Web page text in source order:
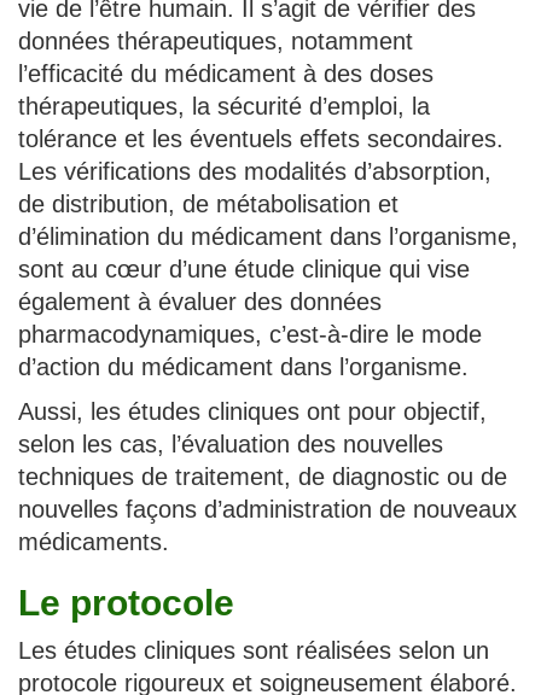
vie de l’être humain. Il s’agit de vérifier des
données thérapeutiques, notamment
l’efficacité du médicament à des doses
thérapeutiques, la sécurité d’emploi, la
tolérance et les éventuels effets secondaires.
Les vérifications des modalités d’absorption,
de distribution, de métabolisation et
d’élimination du médicament dans l’organisme,
sont au cœur d’une étude clinique qui vise
également à évaluer des données
pharmacodynamiques, c’est-à-dire le mode
d’action du médicament dans l’organisme.
Aussi, les études cliniques ont pour objectif,
selon les cas, l’évaluation des nouvelles
techniques de traitement, de diagnostic ou de
nouvelles façons d’administration de nouveaux
médicaments.
Le protocole
Les études cliniques sont réalisées selon un
protocole rigoureux et soigneusement élaboré.